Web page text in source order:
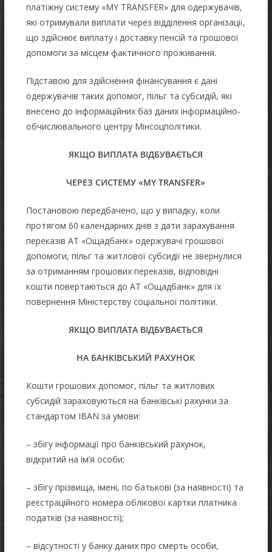
платіжну систему «MY TRANSFER» для одержувачів,
які отримували виплати через відділення організації,
що здійснює виплату і доставку пенсій та грошової
допомоги за місцем фактичного проживання.
Підставою для здійснення фінансування є дані
одержувачів таких допомог, пільг та субсидій, які
внесено до інформаційних баз даних інформаційно-
обчислювального центру Мінсоцполітики.
ЯКЩО ВИПЛАТА ВІДБУВАЄТЬСЯ
ЧЕРЕЗ СИСТЕМУ «MY TRANSFER»
Постановою передбачено, що у випадку, коли
протягом 60 календарних днів з дати зарахування
переказів АТ «Ощадбанк» одержувачі грошової
допомоги, пільг та житлової субсидії не звернулися
за отриманням грошових переказів, відповідні
кошти повертаються до АТ «Ощадбанк» для їх
повернення Міністерству соціальної політики.
ЯКЩО ВИПЛАТА ВІДБУВАЄТЬСЯ
НА БАНКІВСЬКИЙ РАХУНОК
Кошти грошових допомог, пільг та житлових
субсидій зараховуються на банківські рахунки за
стандартом IBAN за умови:
– збігу інформації про банківський рахунок,
відкритий на ім’я особи;
– збігу прізвища, імені, по батькові (за наявності) та
реєстраційного номера облікової картки платника
податків (за наявності);
– відсутності у банку даних про смерть особи,